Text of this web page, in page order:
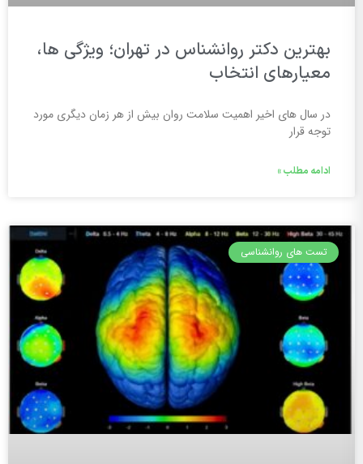
بهترین دکتر روانشناس در تهران؛ ویژگی ها،
معیارهای انتخاب
در سال های اخیر اهمیت سلامت روان بیش از هر زمان دیگری مورد
توجه قرار
ادامه مطلب »
تست های روانشناسی